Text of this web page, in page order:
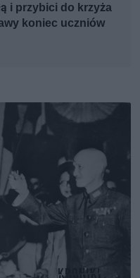
i przybici do krzyża
koniec uczniów